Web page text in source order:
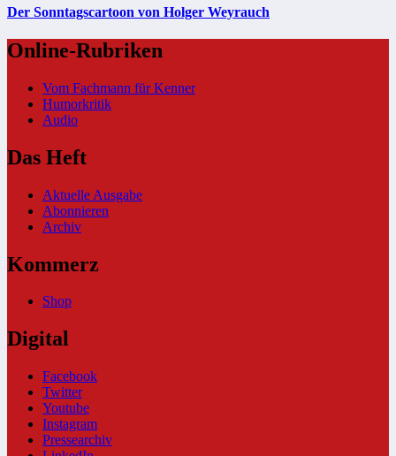
Der Sonntagscartoon von Holger Weyrauch
Online-Rubriken
Vom Fachmann für Kenner
Humorkritik
Audio
Das Heft
Aktuelle Ausgabe
Abonnieren
Archiv
Kommerz
Shop
Digital
Facebook
Twitter
Youtube
Instagram
Pressearchiv